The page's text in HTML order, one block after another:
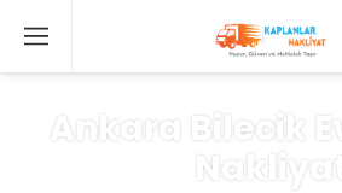
Ankara Bilecik